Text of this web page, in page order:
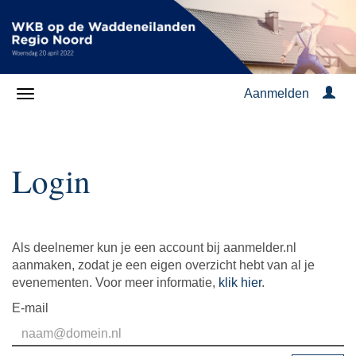
Aanmelden
Login
Als deelnemer kun je een account bij aanmelder.nl
aanmaken, zodat je een eigen overzicht hebt van al je
evenementen. Voor meer informatie, klik hier.
E-mail